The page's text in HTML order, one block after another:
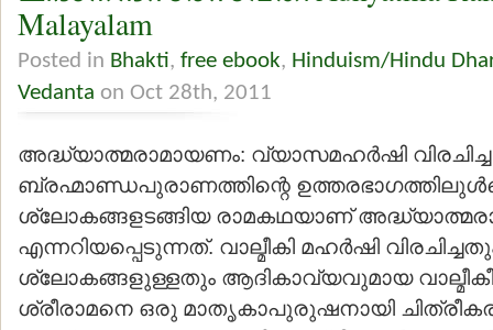
Malayalam
Posted in Bhakti, free ebook, Hinduism/Hindu
Vedanta on Oct 28th, 2011
അദ്ധ്യാത്മരാമായണം: വ്യാസമഹര്‍ഷി വിരചിച്ച
ബ്രഹ്മാണ്ഡപുരാണത്തിന്റെ
ശ്ലോകങ്ങളടങ്ങിയ രാമകഥയാണ്
എന്നറിയപ്പെടുന്നത്. വാല്മീകി മഹര്‍ഷി
ശ്ലോകങ്ങളുള്ളതും ആദികാവ്യവുമായ
ശ്രീരാമനെ ഒരു മാതൃകാപുരുഷനായി